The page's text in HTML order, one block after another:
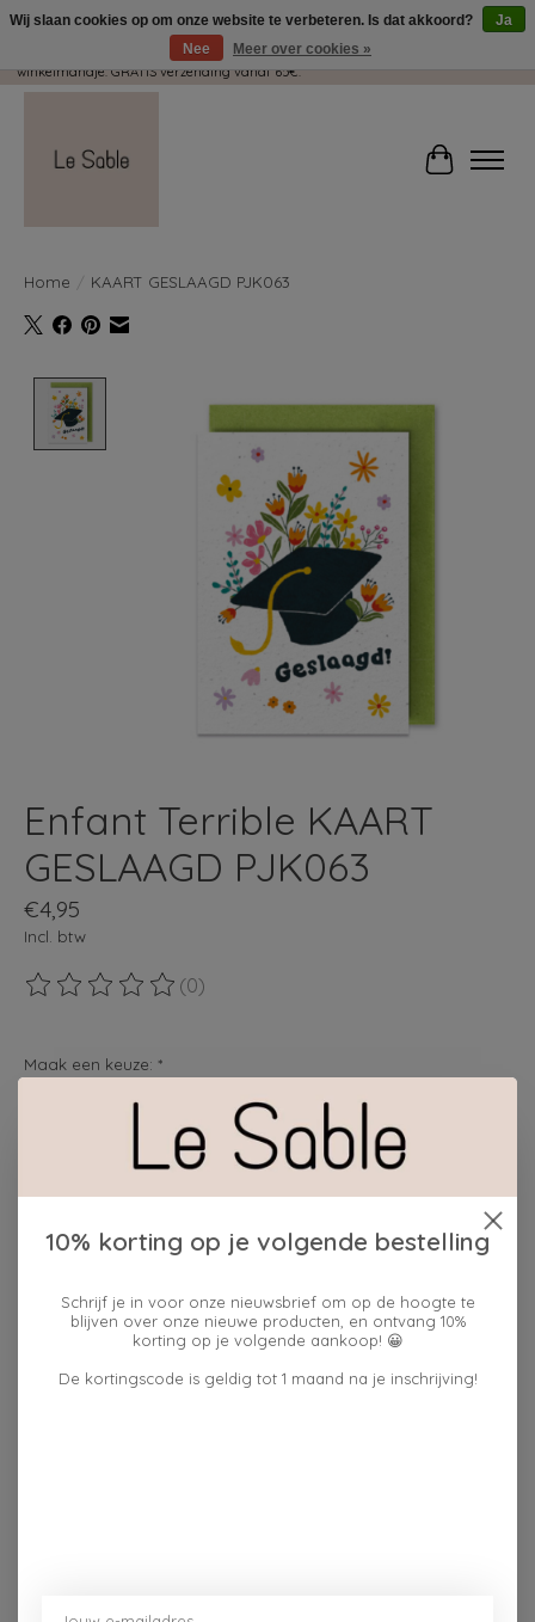
Wij pakken met plezier jouw kadootjes GRATIS in! Duid dit zeker aan in je
winkelmandje. GRATIS verzending vanaf 65€.
Home KAART GESLAAGD PJK063
Enfant Terrible KAART
GESLAAGD PJK063
€4,95
Incl. btw
De beoordeling van dit product is
(0)
Maak een keuze: *
Toevoegen aan winkelwagen
Plaats bestelling
Toevoegen om te vergelijken
Wij slaan cookies op om onze website te verbeteren. Is dat akkoord?
Ja
Nee
Meer over cookies »
10% korting op je volgende bestelling
Schrijf je in voor onze nieuwsbrief om op de hoogte te
blijven over onze nieuwe producten, en ontvang 10%
korting op je volgende aankoop! 😀
De kortingscode is geldig tot 1 maand na je inschrijving!